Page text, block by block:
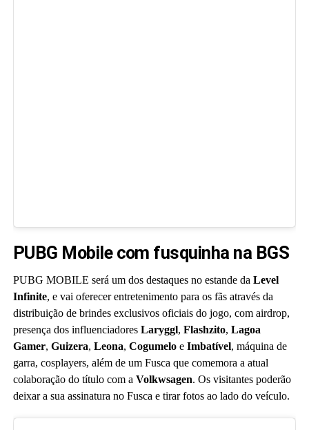
PUBG Mobile com fusquinha na BGS
PUBG MOBILE será um dos destaques no estande da Level
Infinite, e vai oferecer entretenimento para os fãs através da
distribuição de brindes exclusivos oficiais do jogo, com airdrop,
presença dos influenciadores Laryggl, Flashzito, Lagoa
Gamer, Guizera, Leona, Cogumeloe Imbatível, máquina de
garra, cosplayers, além de um Fusca que comemora a atual
colaboração do título com a Volkwsagen. Os visitantes poderão
deixar a sua assinatura no Fusca e tirar fotos ao lado do veículo.